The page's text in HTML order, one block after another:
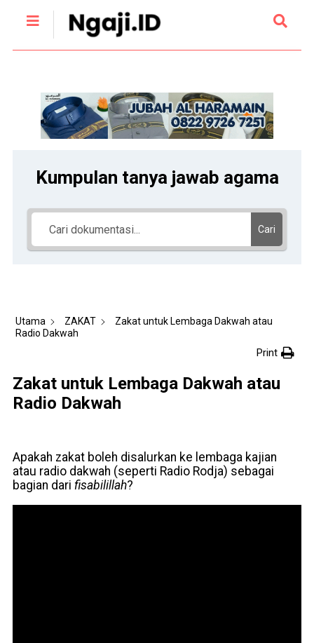
Kumpulan tanya jawab agama
Cari
Utama ZAKAT
Zakat untuk Lembaga Dakwah atau
Radio Dakwah
Print
Zakat untuk Lembaga Dakwah atau
Radio Dakwah
Apakah zakat boleh disalurkan ke lembaga kajian
atau radio dakwah (seperti Radio Rodja) sebagai
bagian dari fisabilillah?